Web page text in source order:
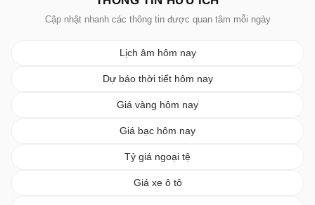
Cập nhật nhanh các thông tin được quan tâm mỗi ngày
Lịch âm hôm nay
Dự báo thời tiết hôm nay
Giá vàng hôm nay
Giá bạc hôm nay
Tỷ giá ngoại tệ
Giá xe ô tô